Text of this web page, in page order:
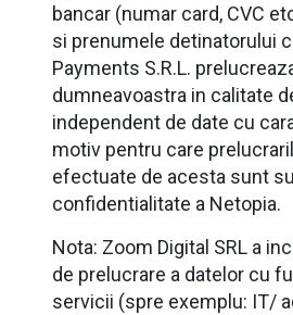
bancar (numar card, CVC
si prenumele detinatorului
Payments S.R.L.
dumneavoastra in calitate
independent de date cu
motiv pentru care
efectuate de acesta sunt
confidentialitate a Netopia.
Nota: Zoom Digital SRL a
de prelucrare a datelor cu
servicii (spre exemplu: IT/